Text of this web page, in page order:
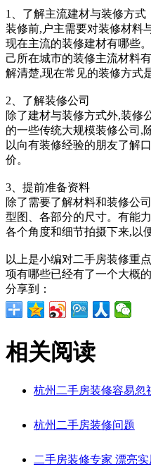
1、了解主流建材与装修方式
装修前,户主需要对装修材料
现在主流的装修建材有哪些
己所在城市的装修主流材料
解清楚,现在常见的装修方式
2、了解装修公司
除了建材与装修方式外,装修
的一些传统大规模装修公司,
以向有装修经验的朋友了解
价。
3、提前准备资料
除了需要了解材料和装修公
型图、各部分的尺寸。有能
各个角度和细节拍摄下来,以
以上是小编对二手房装修重
项有哪些已经有了一个大概
分享到：
相关阅读
杭州二手房装修容易忽
杭州二手房装修问题
二手房装修专家 漂亮